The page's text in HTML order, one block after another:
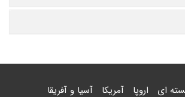
ای اروپا آمریکا آسیا و آفریقا